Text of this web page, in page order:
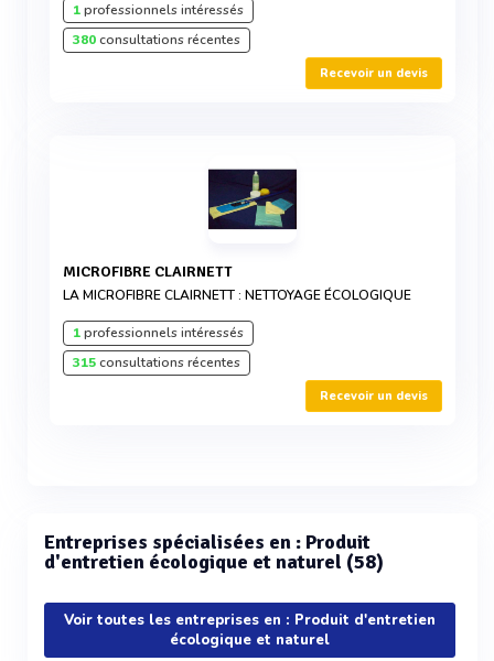
1professionnels intéressés
380consultations récentes
Recevoir un devis
MICROFIBRE CLAIRNETT
LA MICROFIBRE CLAIRNETT : NETTOYAGE ÉCOLOGIQUE
1professionnels intéressés
315consultations récentes
Recevoir un devis
Entreprises spécialisées en : Produit
d'entretien écologique et naturel (58)
Voir toutes les entreprises en : Produit d'entretien
écologique et naturel